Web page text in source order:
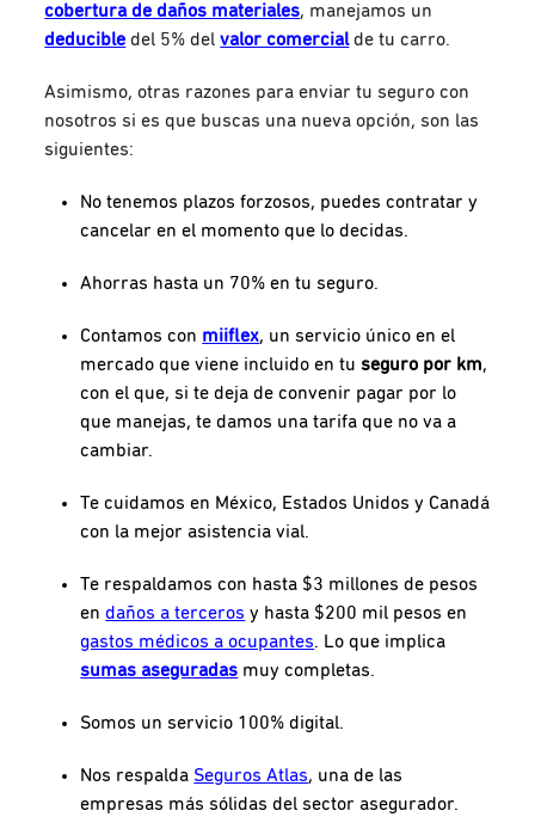
cobertura de daños materiales, manejamos un
deducible del 5% delvalor comercial de tu carro.
Asimismo, otras razones para enviar tu seguro con
nosotros si es que buscas una nueva opción, son las
siguientes:
No tenemos plazos forzosos, puedes contratar y
cancelar en el momento que lo decidas.
Ahorras hasta un 70% en tu seguro.
Contamos con miiflex, un servicio único en el
mercado que viene incluido en tuseguro por km,
con el que, si te deja de convenir pagar por lo
que manejas, te damos una tarifa que no va a
cambiar.
Te cuidamos en México, Estados Unidos y Canadá
con la mejor asistencia vial.
Te respaldamos con hasta $3 millones de pesos
endaños a terceros y hasta $200 mil pesos en
gastos médicos a ocupantes. Lo que implica
sumas aseguradas muy completas.
Somos un servicio 100% digital.
Nos respalda Seguros Atlas, una de las
empresas más sólidas del sector asegurador.